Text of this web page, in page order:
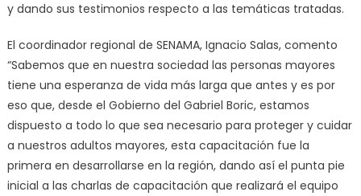
y dando sus testimonios respecto a las temáticas tratadas.
El coordinador regional de SENAMA, Ignacio Salas, comento
“Sabemos que en nuestra sociedad las personas mayores
tiene una esperanza de vida más larga que antes y es por
eso que, desde el Gobierno del Gabriel Boric, estamos
dispuesto a todo lo que sea necesario para proteger y cuidar
a nuestros adultos mayores, esta capacitación fue la
primera en desarrollarse en la región, dando así el punta pie
inicial a las charlas de capacitación que realizará el equipo